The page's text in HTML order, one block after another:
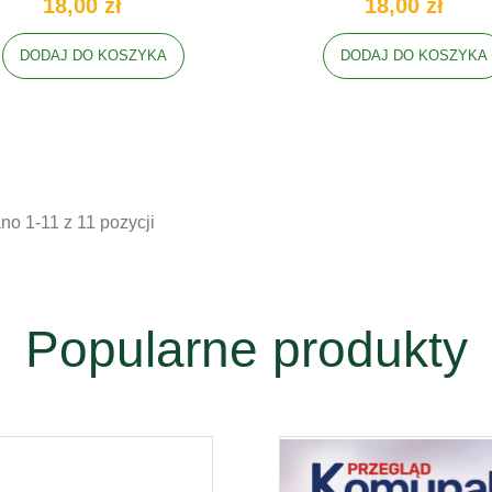
18,00 zł
DODAJ DO KOSZYKA
18,00 zł
DODAJ DO KOSZYKA
1-11 z 11 pozycji
Popularne produkty